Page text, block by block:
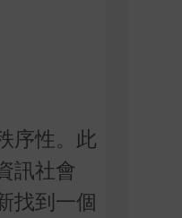
序性。此
訊社會
找到一個